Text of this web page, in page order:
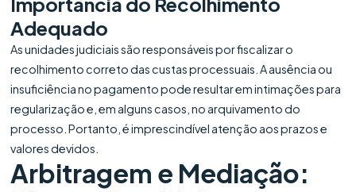
Adequado
As unidades judiciais são responsáveis por fiscalizar o
recolhimento correto das custas processuais. A ausência ou
insuficiência no pagamento pode resultar em intimações para
regularização e, em alguns casos, no arquivamento do
processo. Portanto, é imprescindível atenção aos prazos e
valores devidos.
Arbitragem e Mediação: